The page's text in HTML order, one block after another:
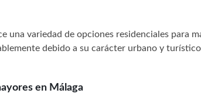
una variedad de opciones residenciales para
debido a su carácter urbano y
en Málaga